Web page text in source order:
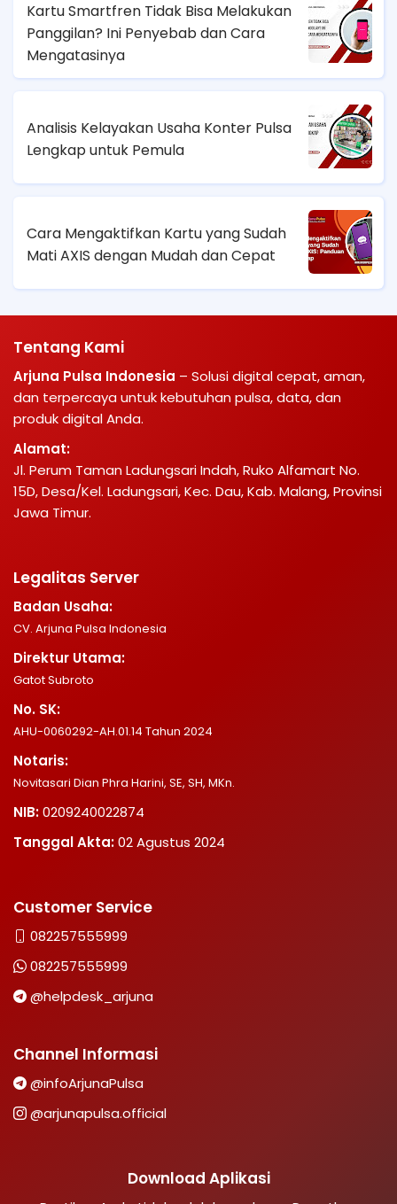
Kartu Smartfren Tidak Bisa Melakukan
Panggilan? Ini Penyebab dan Cara
Mengatasinya
Analisis Kelayakan Usaha Konter Pulsa
Lengkap untuk Pemula
Cara Mengaktifkan Kartu yang Sudah
Mati AXIS dengan Mudah dan Cepat
Tentang Kami
Arjuna Pulsa Indonesia – Solusi digital cepat, aman,
dan terpercaya untuk kebutuhan pulsa, data, dan
produk digital Anda.
Alamat:
Jl. Perum Taman Ladungsari Indah, Ruko Alfamart No.
15D, Desa/Kel. Ladungsari, Kec. Dau, Kab. Malang, Provinsi
Jawa Timur.
Legalitas Server
Badan Usaha:
CV. Arjuna Pulsa Indonesia
Direktur Utama:
Gatot Subroto
No. SK:
AHU-0060292-AH.01.14 Tahun 2024
Notaris:
Novitasari Dian Phra Harini, SE, SH, MKn.
NIB:0209240022874
Tanggal Akta:02 Agustus 2024
Customer Service
082257555999
082257555999
@helpdesk_arjuna
Channel Informasi
@infoArjunaPulsa
@arjunapulsa.official
Download Aplikasi